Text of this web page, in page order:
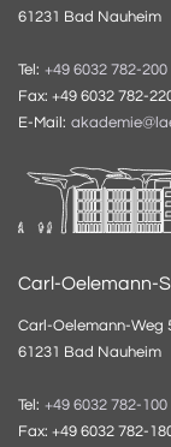
61231 Bad Nauheim
Tel: +49 6032 782-200
Fax: +49 6032 782-
E-Mail:
Carl-Oelemann-
Carl-Oelemann-Weg
61231 Bad Nauheim
Tel: +49 6032 782-100
Fax: +49 6032 782-